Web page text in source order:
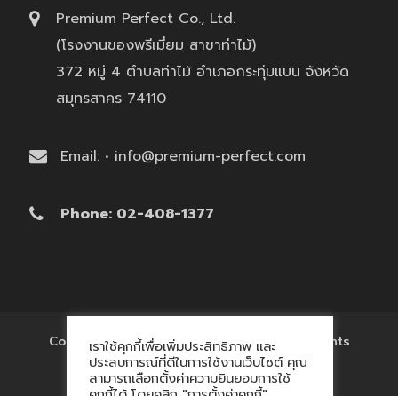
Premium Perfect Co., Ltd.
(โรงงานของพรีเมี่ยม สาขาท่าไม้)
372 หมู่ 4 ตำบลท่าไม้ อำเภอกระทุ่มแบน จังหวัด
สมุทรสาคร 74110
Email: • info@premium-perfect.com
Phone: 02-408-1377
Copyright © 2017 'โรงงานของพรีเมี่ยม' All Rights
Reserved.
เราใช้คุกกี้เพื่อเพิ่มประสิทธิภาพ และ
ประสบการณ์ที่ดีในการใช้งานเว็บไซต์ คุณ
สามารถเลือกตั้งค่าความยินยอมการใช้